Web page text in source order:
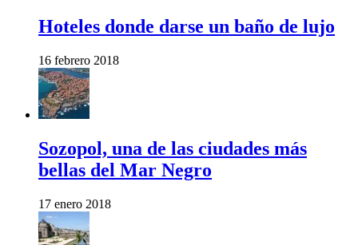
Hoteles donde darse un baño de lujo
16 febrero 2018
Sozopol, una de las ciudades más
bellas del Mar Negro
17 enero 2018